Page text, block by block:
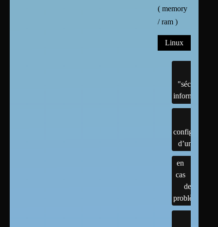
( memory
/ ram )
Linux
"sécurité"
informatique
configuration
d’un linux
en
cas
de
problème